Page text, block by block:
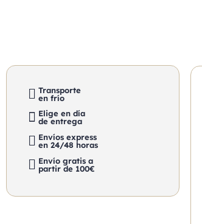
Transporte
en frío
Elige en día
de entrega
Envíos express
en 24/48 horas
Envío gratis a
partir de 100€